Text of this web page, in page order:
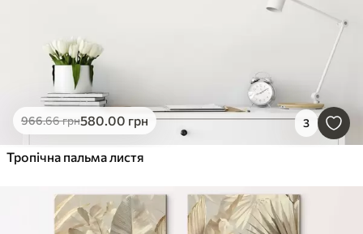
966.66грн580.00 грн 3
Тропічна пальма листя